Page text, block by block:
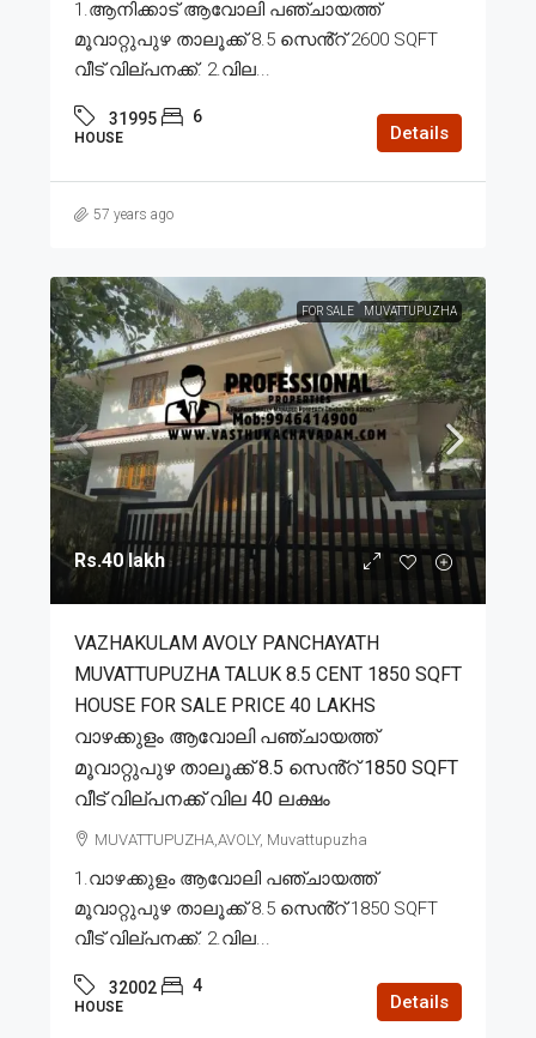
1.ആനിക്കാട് ആവോലി പഞ്ചായത്ത്
മൂവാറ്റുപുഴ താലൂക്ക് 8.5 സെൻ്റ് 2600 SQFT
വീട് വില്പനക്ക്. 2.വില...
31995 6
HOUSE Details
57 years ago
FOR SALE MUVATTUPUZHA
Rs.40 lakh
VAZHAKULAM AVOLY PANCHAYATH
MUVATTUPUZHA TALUK 8.5 CENT 1850 SQFT
HOUSE FOR SALE PRICE 40 LAKHS
വാഴക്കുളം ആവോലി പഞ്ചായത്ത്
മൂവാറ്റുപുഴ താലൂക്ക് 8.5 സെൻ്റ് 1850 SQFT
വീട് വില്പനക്ക് വില 40 ലക്ഷം
MUVATTUPUZHA,AVOLY, Muvattupuzha
1.വാഴക്കുളം ആവോലി പഞ്ചായത്ത്
മൂവാറ്റുപുഴ താലൂക്ക് 8.5 സെൻ്റ് 1850 SQFT
വീട് വില്പനക്ക്. 2.വില...
32002 4
HOUSE Details